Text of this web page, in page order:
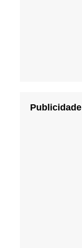
Publicidade